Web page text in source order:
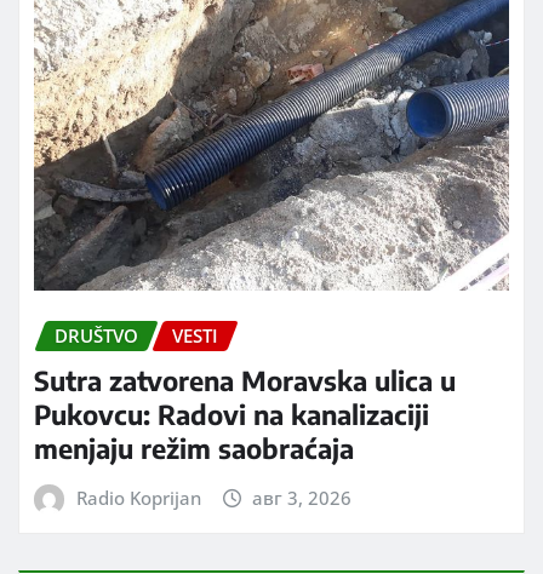
DRUŠTVO VESTI
Sutra zatvorena Moravska ulica u
Pukovcu: Radovi na kanalizaciji
menjaju režim saobraćaja
Radio Koprijan авг 3, 2026